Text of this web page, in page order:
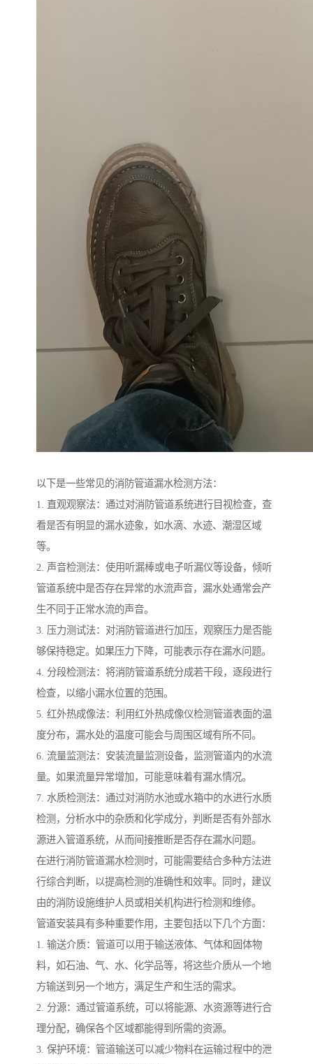
以下是一些常见的消防管道漏水检测方法：
1. 直观观察法：通过对消防管道系统进行目视检查，查
看是否有明显的漏水迹象，如水滴、水迹、潮湿区域
等。
2. 声音检测法：使用听漏棒或电子听漏仪等设备，倾听
管道系统中是否存在异常的水流声音，漏水处通常会产
生不同于正常水流的声音。
3. 压力测试法：对消防管道进行加压，观察压力是否能
够保持稳定。如果压力下降，可能表示存在漏水问题。
4. 分段检测法：将消防管道系统分成若干段，逐段进行
检查，以缩小漏水位置的范围。
5. 红外热成像法：利用红外热成像仪检测管道表面的温
度分布，漏水处的温度可能会与周围区域有所不同。
6. 流量监测法：安装流量监测设备，监测管道内的水流
量。如果流量异常增加，可能意味着有漏水情况。
7. 水质检测法：通过对消防水池或水箱中的水进行水质
检测，分析水中的杂质和化学成分，判断是否有外部水
源进入管道系统，从而间接推断是否存在漏水问题。
在进行消防管道漏水检测时，可能需要结合多种方法进
行综合判断，以提高检测的准确性和效率。同时，建议
由的消防设施维护人员或相关机构进行检测和维修。
管道安装具有多种重要作用，主要包括以下几个方面：
1. 输送介质：管道可以用于输送液体、气体和固体物
料，如石油、气、水、化学品等，将这些介质从一个地
方输送到另一个地方，满足生产和生活的需求。
2. 分源：通过管道系统，可以将能源、水资源等进行合
理分配，确保各个区域都能得到所需的资源。
3. 保护环境：管道输送可以减少物料在运输过程中的泄